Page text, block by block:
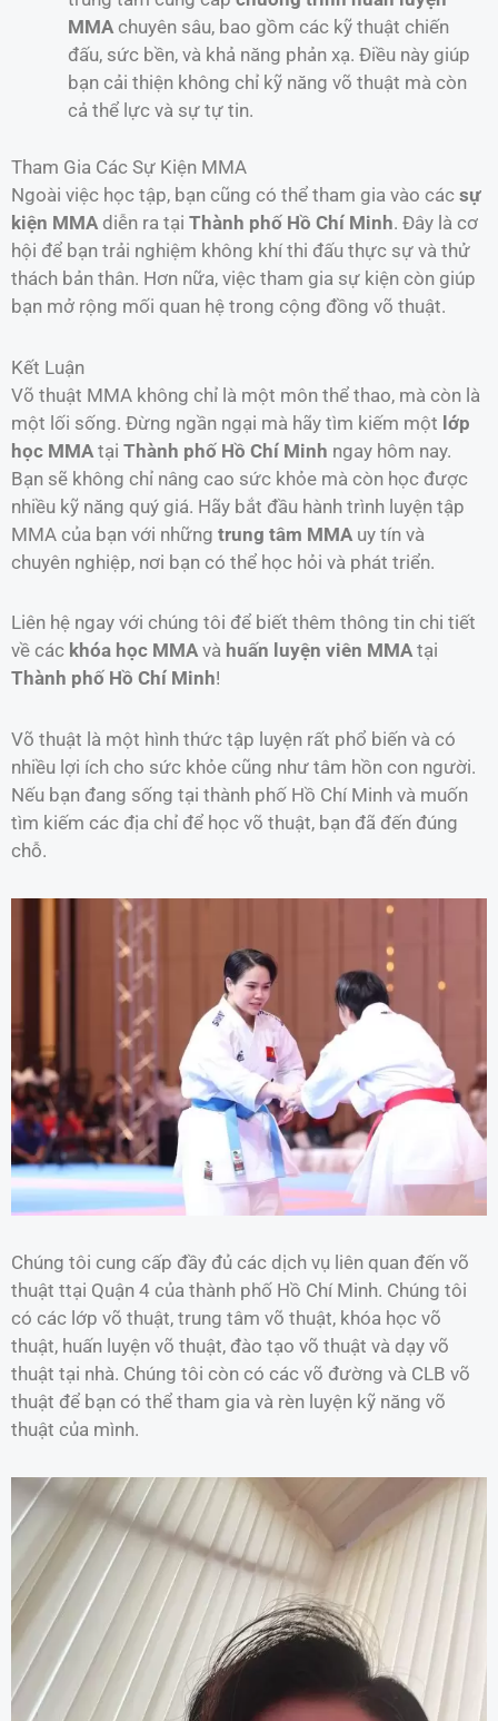
MMAchuyên sâu, bao gồm các kỹ thuật chiến
đấu, sức bền, và khả năng phản xạ. Điều này giúp
bạn cải thiện không chỉ kỹ năng võ thuật mà còn
cả thể lực và sự tự tin.
Tham Gia Các Sự Kiện MMA
Ngoài việc học tập, bạn cũng có thể tham gia vào các sự
kiện MMA diễn ra tại Thành phố Hồ Chí Minh. Đây là cơ
hội để bạn trải nghiệm không khí thi đấu thực sự và thử
thách bản thân. Hơn nữa, việc tham gia sự kiện còn giúp
bạn mở rộng mối quan hệ trong cộng đồng võ thuật.
Kết Luận
Võ thuật MMA không chỉ là một môn thể thao, mà còn là
một lối sống. Đừng ngần ngại mà hãy tìm kiếm một lớp
học MMA tại Thành phố Hồ Chí Minh ngay hôm nay.
Bạn sẽ không chỉ nâng cao sức khỏe mà còn học được
nhiều kỹ năng quý giá. Hãy bắt đầu hành trình luyện tập
MMA của bạn với những trung tâm MMA uy tín và
chuyên nghiệp, nơi bạn có thể học hỏi và phát triển.
Liên hệ ngay với chúng tôi để biết thêm thông tin chi tiết
về các khóa học MMAvà huấn luyện viên MMAtại
Thành phố Hồ Chí Minh!
Võ thuật là một hình thức tập luyện rất phổ biến và có
nhiều lợi ích cho sức khỏe cũng như tâm hồn con người.
Nếu bạn đang sống tại thành phố Hồ Chí Minh và muốn
tìm kiếm các địa chỉ để học võ thuật, bạn đã đến đúng
chỗ.
Chúng tôi cung cấp đầy đủ các dịch vụ liên quan đến võ
thuật ttại Quận 4 của thành phố Hồ Chí Minh. Chúng tôi
có các lớp võ thuật, trung tâm võ thuật, khóa học võ
thuật, huấn luyện võ thuật, đào tạo võ thuật và dạy võ
thuật tại nhà. Chúng tôi còn có các võ đường và CLB võ
thuật để bạn có thể tham gia và rèn luyện kỹ năng võ
thuật của mình.